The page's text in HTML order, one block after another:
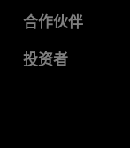
就业机会
联系我们
媒体库
开发中心
成功案例
合作伙伴
AMD 合作伙伴中
投资者